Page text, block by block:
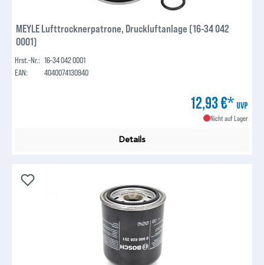
MEYLE Lufttrocknerpatrone, Druckluftanlage (16-34 042
0001)
Hrst.-Nr.: 16-34 042 0001
EAN:
4040074130940
12,93 €* UVP
Nicht auf Lager
Details